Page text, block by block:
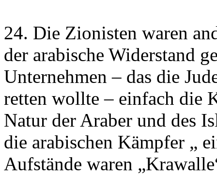
24. Die Zionisten waren
der arabische Widerstand
Unternehmen – das die
retten wollte – einfach die
Natur der Araber und des
die arabischen Kämpfer „
Aufstände waren